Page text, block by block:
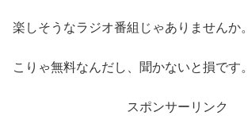
楽しそうなラジオ番組じゃありませんか。
こりゃ無料なんだし、聞かないと損です。
スポンサーリンク